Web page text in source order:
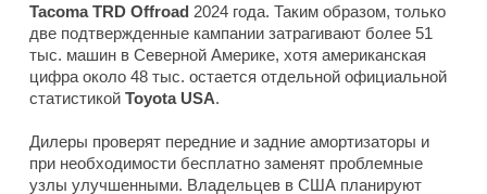
Tacoma TRD Offroad 2024 года. Таким образом, только
две подтвержденные кампании затрагивают более 51
тыс. машин в Северной Америке, хотя американская
цифра около 48 тыс. остается отдельной официальной
статистикой Toyota USA.
Дилеры проверят передние и задние амортизаторы и
при необходимости бесплатно заменят проблемные
узлы улучшенными. Владельцев в США планируют